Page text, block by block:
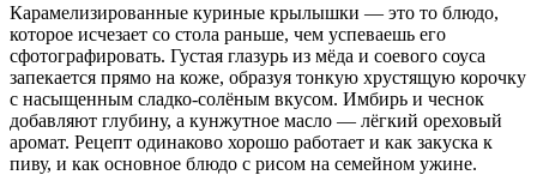
Карамелизированные куриные крылышки — это то блюдо,
которое исчезает со стола раньше, чем успеваешь его
сфотографировать. Густая глазурь из мёда и соевого соуса
запекается прямо на коже, образуя тонкую хрустящую корочку
с насыщенным сладко-солёным вкусом. Имбирь и чеснок
добавляют глубину, а кунжутное масло — лёгкий ореховый
аромат. Рецепт одинаково хорошо работает и как закуска к
пиву, и как основное блюдо с рисом на семейном ужине.